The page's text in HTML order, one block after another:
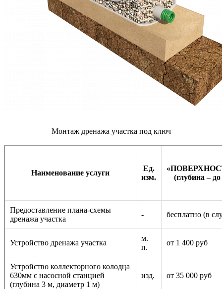
Монтаж дренажа участка под ключ
Наименование услуги
Ед.
изм.
(глубина –
Предоставление плана-схемы
дренажа участка
- бесплатно (в
Устройство дренажа участка
м.
п.
от 1 400 руб
Устройство коллекторного колодца
630мм с насосной станцией
(глубина 3 м, диаметр 1 м)
изд. от 35 000 руб